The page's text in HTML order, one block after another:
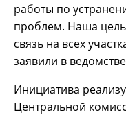
работы по
проблем. Наша цель
связь на всех
заявили в
Инициатива
Центральной